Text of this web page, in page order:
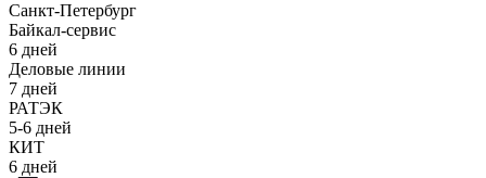
Санкт-Петербург
Байкал-сервис
6 дней
Деловые линии
7 дней
РАТЭК
5-6 дней
КИТ
6 дней